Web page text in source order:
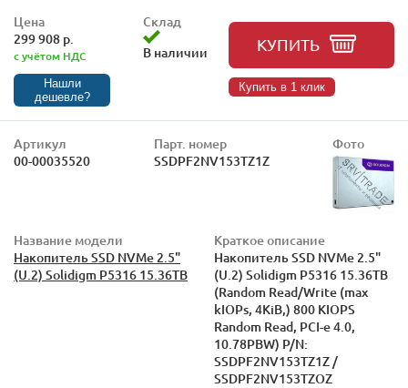
Цена
299 908 р.
с учётом НДС
Нашли
дешевле?
Склад
В наличии
КУПИТЬ
Купить в 1 клик
Артикул
00-00035520
Парт. номер
SSDPF2NV153TZ1Z
Фото
Название модели
Накопитель SSD NVMe 2.5"
(U.2) Solidigm P5316 15.36TB
Краткое описание
Накопитель SSD NVMe 2.5"
(U.2) Solidigm P5316 15.36TB
(Random Read/Write (max
kIOPs, 4KiB,) 800 KIOPS
Random Read, PCI-e 4.0,
10.78PBW) P/N:
SSDPF2NV153TZ1Z /
SSDPF2NV153TZOZ